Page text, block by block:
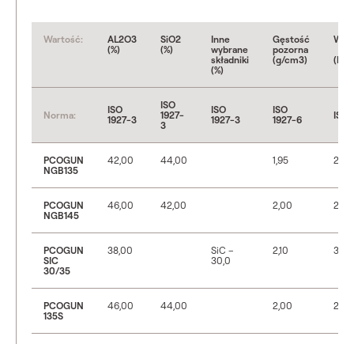
Wartość:
AL2O3
(%)
SiO2
(%)
Inne
wybrane
składniki
(%)
Gęstość
pozorna
(g/cm3)
(N/
Norma:
ISO
1927-3
ISO
1927-
3
ISO
1927-3
ISO
1927-6
ISO
PCOGUN
NGB135
42,00 44,00 1,95 20
PCOGUN
NGB145
46,00 42,00 2,00 25
PCOGUN
SIC
30/35
38,00
SiC –
30,0
2,10 35
PCOGUN
135S
46,00 44,00 2,00 28